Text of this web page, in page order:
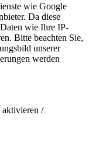
wie Google
Da diese
wie Ihre IP-
Bitte beachten Sie,
unserer
werden
/